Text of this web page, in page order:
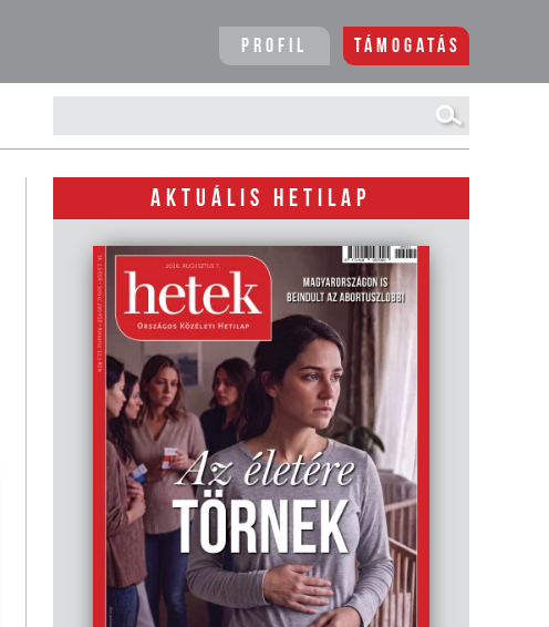
Profil Támogatás
AKTUÁLIS HETILAP